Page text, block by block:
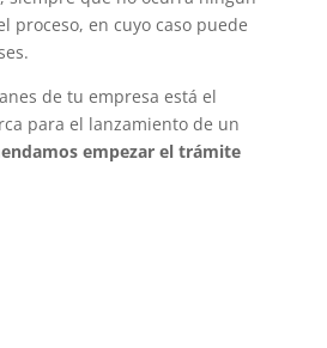
proceso, en cuyo caso puede
de tu empresa está el
para el lanzamiento de un
empezar el trámite